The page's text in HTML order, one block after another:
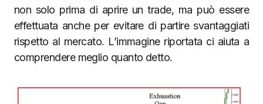
non solo prima di aprire un trade, ma può essere
effettuata anche per evitare di partire svantaggiati
rispetto al mercato. L’immagine riportata ci aiuta a
comprendere meglio quanto detto.